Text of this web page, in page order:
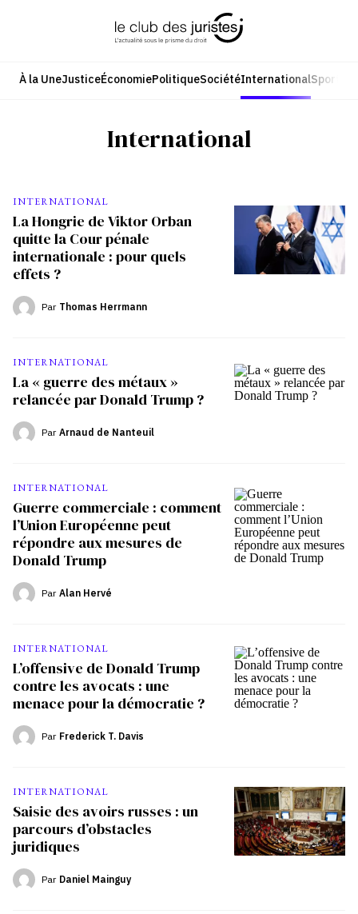
À la UneJusticeÉconomiePolitiqueSociétéInternationalSport
International
INTERNATIONAL
La Hongrie de Viktor Orban
quitte la Cour pénale
internationale : pour quels
effets ?
Par Thomas Herrmann
INTERNATIONAL
La « guerre des métaux »
relancée par Donald Trump ?
Par Arnaud de Nanteuil
INTERNATIONAL
Guerre commerciale : comment
l’Union Européenne peut
répondre aux mesures de
Donald Trump
Par Alan Hervé
INTERNATIONAL
L’offensive de Donald Trump
contre les avocats : une
menace pour la démocratie ?
Par Frederick T. Davis
INTERNATIONAL
Saisie des avoirs russes : un
parcours d’obstacles
juridiques
Par Daniel Mainguy